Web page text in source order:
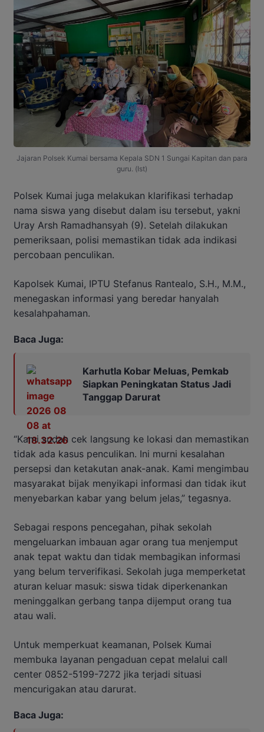
Jajaran Polsek Kumai bersama Kepala SDN 1 Sungai Kapitan dan para
guru. (Ist)
Polsek Kumai juga melakukan klarifikasi terhadap
nama siswa yang disebut dalam isu tersebut, yakni
Uray Arsh Ramadhansyah (9). Setelah dilakukan
pemeriksaan, polisi memastikan tidak ada indikasi
percobaan penculikan.
Kapolsek Kumai, IPTU Stefanus Rantealo, S.H., M.M.,
menegaskan informasi yang beredar hanyalah
kesalahpahaman.
Baca Juga:
Karhutla Kobar Meluas, Pemkab
Siapkan Peningkatan Status Jadi
Tanggap Darurat
“Kami sudah cek langsung ke lokasi dan memastikan
tidak ada kasus penculikan. Ini murni kesalahan
persepsi dan ketakutan anak-anak. Kami mengimbau
masyarakat bijak menyikapi informasi dan tidak ikut
menyebarkan kabar yang belum jelas,” tegasnya.
Sebagai respons pencegahan, pihak sekolah
mengeluarkan imbauan agar orang tua menjemput
anak tepat waktu dan tidak membagikan informasi
yang belum terverifikasi. Sekolah juga memperketat
aturan keluar masuk: siswa tidak diperkenankan
meninggalkan gerbang tanpa dijemput orang tua
atau wali.
Untuk memperkuat keamanan, Polsek Kumai
membuka layanan pengaduan cepat melalui call
center 0852-5199-7272 jika terjadi situasi
mencurigakan atau darurat.
Baca Juga: